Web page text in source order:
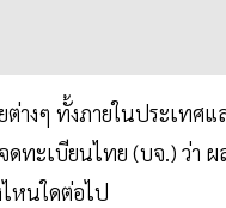
ๆ ทั้งภายในประเทศแ
ะเบียนไทย (บจ.) ว่า ผ
หนใดต่อไป